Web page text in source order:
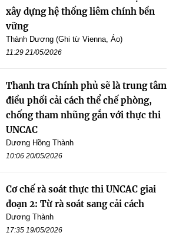
xây dựng hệ thống liêm chính bền
vững
Thành Dương (Ghi từ Vienna, Áo)
11:29 21/05/2026
Thanh tra Chính phủ sẽ là trung tâm
điều phối cải cách thể chế phòng,
chống tham nhũng gắn với thực thi
UNCAC
Dương Hồng Thành
10:06 20/05/2026
Cơ chế rà soát thực thi UNCAC giai
đoạn 2: Từ rà soát sang cải cách
Dương Thành
17:35 19/05/2026